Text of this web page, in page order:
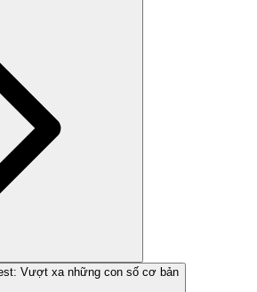
Vượt xa những con số cơ bản